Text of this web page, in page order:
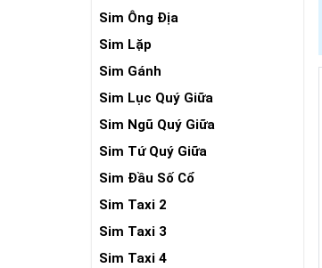
Sim Ông Địa
Sim Lặp
Sim Gánh
Sim Lục Quý Giữa
Sim Ngũ Quý Giữa
Sim Tứ Quý Giữa
Sim Đầu Số Cổ
Sim Taxi 2
Sim Taxi 3
Sim Taxi 4